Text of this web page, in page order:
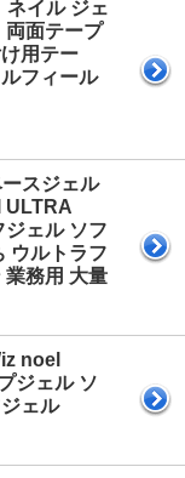
ネイル ジェ
両面テープ
用テー
フィール
スジェル
ULTRA
ェル ソフ
ウルトラフ
業務用 大量
noel
ジェル ソ
ェル